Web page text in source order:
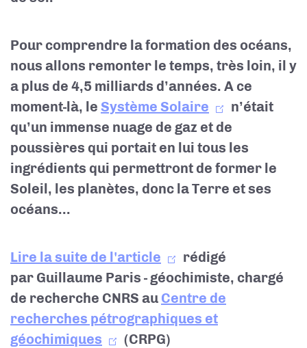
Pour comprendre la formation des océans,
nous allons remonter le temps, très loin, il y
a plus de 4,5 milliards d’années. A ce
moment-là, le Système Solaire
n’était
qu’un immense nuage de gaz et de
poussières qui portait en lui tous les
ingrédients qui permettront de former le
Soleil, les planètes, donc la Terre et ses
océans...
Lire la suite de l'article
rédigé
par Guillaume Paris - géochimiste, chargé
de recherche CNRS au Centre de
recherches pétrographiques et
géochimiques
(CRPG)